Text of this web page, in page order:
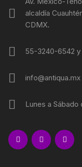
alcaldía
CDMX.
55-3240-6542
info@antiqua.mx
Lunes a Sábado